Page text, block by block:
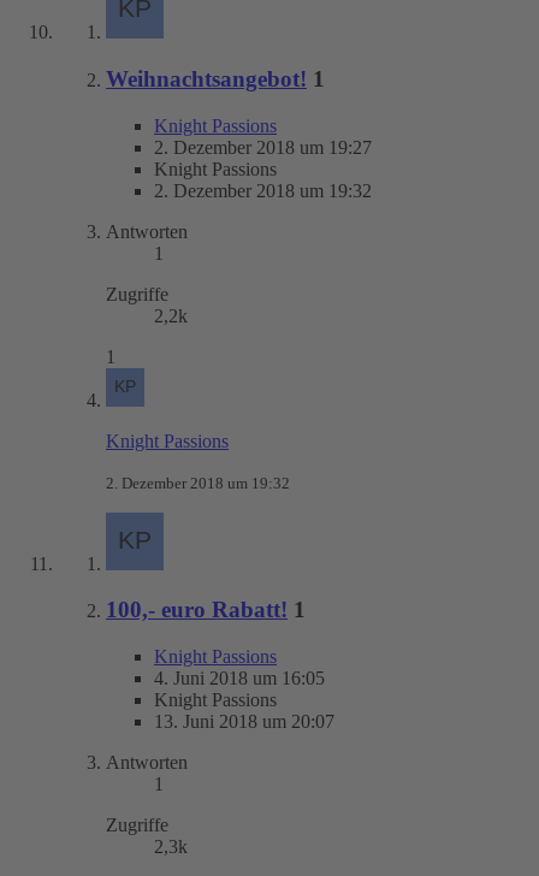
Weihnachtsangebot! 1
Knight Passions
2. Dezember 2018 um 19:27
Knight Passions
2. Dezember 2018 um 19:32
Antworten
1
Zugriffe
2,2k
1
Knight Passions
2. Dezember 2018 um 19:32
100,- euro Rabatt! 1
Knight Passions
4. Juni 2018 um 16:05
Knight Passions
13. Juni 2018 um 20:07
Antworten
1
Zugriffe
2,3k